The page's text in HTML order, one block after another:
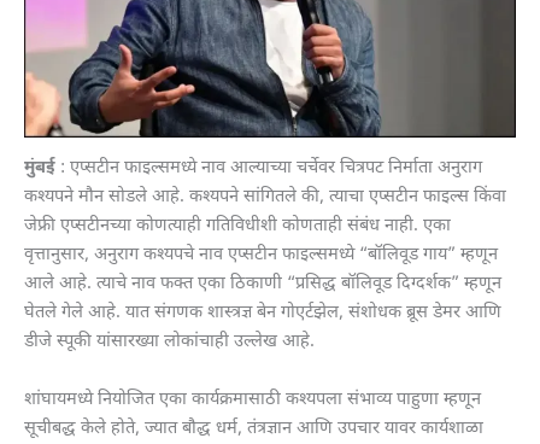
मुंबई : एप्सटीन फाइल्समध्ये नाव आल्याच्या चर्चेवर चित्रपट निर्माता अनुराग
कश्यपने मौन सोडले आहे. कश्यपने सांगितले की, त्याचा एप्सटीन फाइल्स किंवा
जेफ्री एप्सटीनच्या कोणत्याही गतिविधीशी कोणताही संबंध नाही. एका
वृत्तानुसार, अनुराग कश्यपचे नाव एप्सटीन फाइल्समध्ये “बॉलिवूड गाय” म्हणून
आले आहे. त्याचे नाव फक्त एका ठिकाणी “प्रसिद्ध बॉलिवूड दिग्दर्शक” म्हणून
घेतले गेले आहे. यात संगणक शास्त्रज्ञ बेन गोएर्टझेल, संशोधक ब्रूस डेमर आणि
डीजे स्पूकी यांसारख्या लोकांचाही उल्लेख आहे.
शांघायमध्ये नियोजित एका कार्यक्रमासाठी कश्यपला संभाव्य पाहुणा म्हणून
सूचीबद्ध केले होते, ज्यात बौद्ध धर्म, तंत्रज्ञान आणि उपचार यावर कार्यशाळा